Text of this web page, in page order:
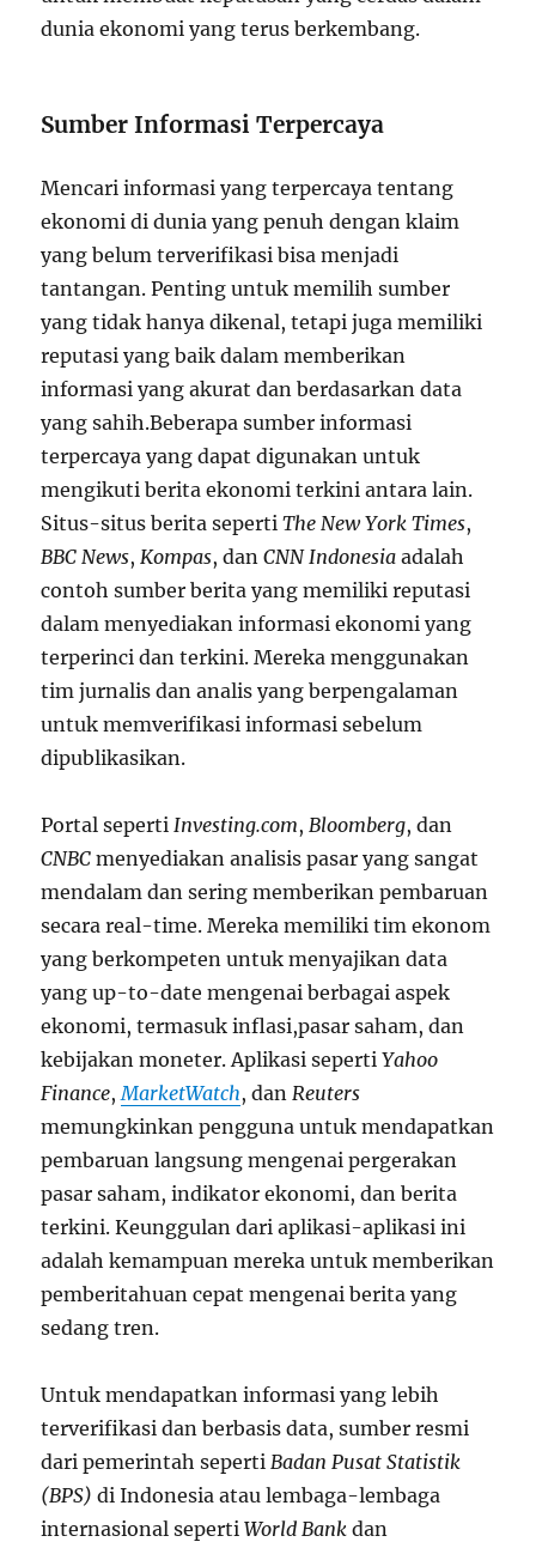
dunia ekonomi yang terus berkembang.
Sumber Informasi Terpercaya
Mencari informasi yang terpercaya tentang
ekonomi di dunia yang penuh dengan klaim
yang belum terverifikasi bisa menjadi
tantangan. Penting untuk memilih sumber
yang tidak hanya dikenal, tetapi juga memiliki
reputasi yang baik dalam memberikan
informasi yang akurat dan berdasarkan data
yang sahih.Beberapa sumber informasi
terpercaya yang dapat digunakan untuk
mengikuti berita ekonomi terkini antara lain.
Situs-situs berita sepertiThe New York Times,
BBC News, Kompas, danCNN Indonesia adalah
contoh sumber berita yang memiliki reputasi
dalam menyediakan informasi ekonomi yang
terperinci dan terkini. Mereka menggunakan
tim jurnalis dan analis yang berpengalaman
untuk memverifikasi informasi sebelum
dipublikasikan.
Portal seperti Investing.com, Bloomberg, dan
CNBC menyediakan analisis pasar yang sangat
mendalam dan sering memberikan pembaruan
secara real-time. Mereka memiliki tim ekonom
yang berkompeten untuk menyajikan data
yang up-to-date mengenai berbagai aspek
ekonomi, termasuk inflasi,pasar saham, dan
kebijakan moneter. Aplikasi sepertiYahoo
Finance, MarketWatch, dan Reuters
memungkinkan pengguna untuk mendapatkan
pembaruan langsung mengenai pergerakan
pasar saham, indikator ekonomi, dan berita
terkini. Keunggulan dari aplikasi-aplikasi ini
adalah kemampuan mereka untuk memberikan
pemberitahuan cepat mengenai berita yang
sedang tren.
Untuk mendapatkan informasi yang lebih
terverifikasi dan berbasis data, sumber resmi
dari pemerintah seperti Badan Pusat Statistik
(BPS) di Indonesia atau lembaga-lembaga
internasional sepertiWorld Bank dan